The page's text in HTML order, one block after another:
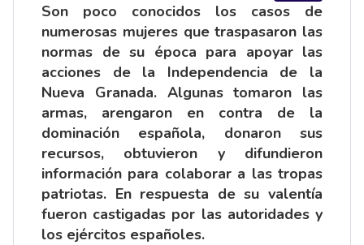
Son poco conocidos los casos de
numerosas mujeres que traspasaron las
normas de su época para apoyar las
acciones de la Independencia de la
Nueva Granada. Algunas tomaron las
armas, arengaron en contra de la
dominación española, donaron sus
recursos, obtuvieron y difundieron
información para colaborar a las tropas
patriotas. En respuesta de su valentía
fueron castigadas por las autoridades y
los ejércitos españoles.